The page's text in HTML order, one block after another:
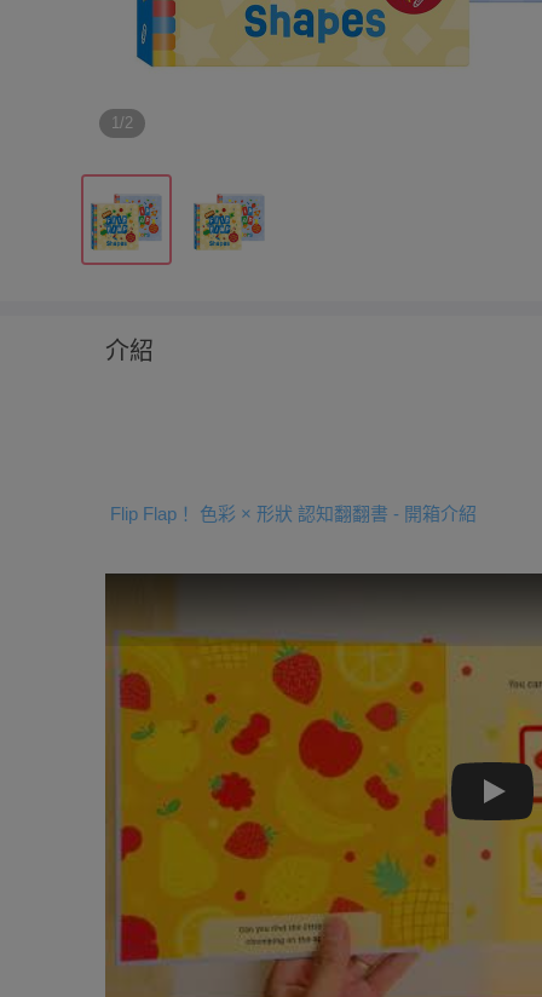
1/2
介紹
Flip Flap！ 色彩 × 形狀 認知翻翻書 - 開箱介紹
Play